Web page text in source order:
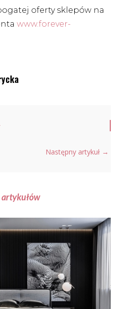
oferty sklepów na
www.forever-
Następny artykuł→